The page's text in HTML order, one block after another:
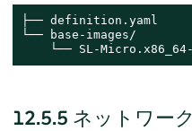
├── definition.yaml
└── base-images/
└── SL-
12.5.5 ネットワー